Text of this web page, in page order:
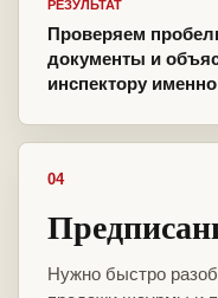
РЕЗУЛЬТАТ
Проверяем
документы и
инспектору
04
Нужно быстро